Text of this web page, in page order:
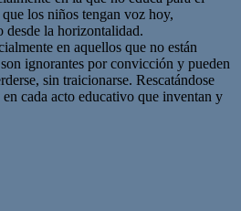
los niños tengan voz hoy,
desde la horizontalidad.
en aquellos que no están
ignorantes por convicción y pueden
sin traicionarse. Rescatándose
cada acto educativo que inventan y